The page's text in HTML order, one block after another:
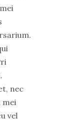
nec
mei
vel